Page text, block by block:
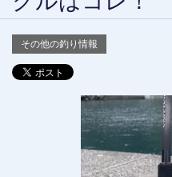
その他の釣り情報